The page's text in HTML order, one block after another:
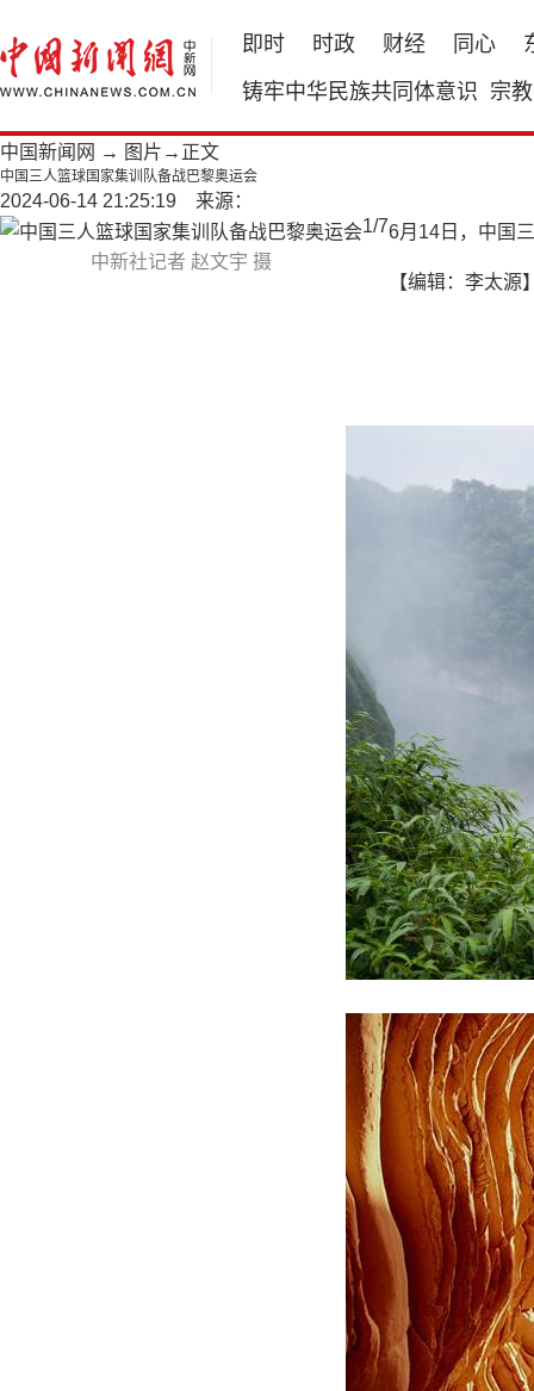
即时 时政 财经 同心
铸牢中华民族共同体意识 宗教
中国新闻网 → 图片 →正文
中国三人篮球国家集训队备战巴黎奥运会
2024-06-14 21:25:19 来源：
中新社记者 赵文宇 摄
1/76月14日，中国
【编辑：李太源